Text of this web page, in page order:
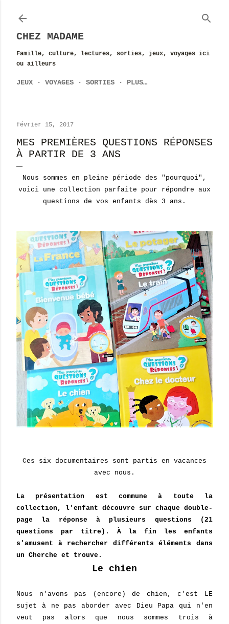
CHEZ MADAME
Famille, culture, lectures, sorties, jeux, voyages ici
ou ailleurs
JEUX VOYAGES SORTIES PLUS…
février 15, 2017
MES PREMIÈRES QUESTIONS RÉPONSES
À PARTIR DE 3 ANS
Nous sommes en pleine période des "pourquoi",
voici une collection parfaite pour répondre aux
questions de vos enfants dès 3 ans.
Ces six documentaires sont partis en vacances
avec nous.
La présentation est commune à toute la
collection, l'enfant découvre sur chaque double-
page la réponse à plusieurs questions (21
questions par titre). À la fin les enfants
s'amusent à rechercher différents éléments dans
un Cherche et trouve.
Le chien
Nous n'avons pas (encore) de chien, c'est LE
sujet à ne pas aborder avec Dieu Papa qui n'en
veut pas alors que nous sommes trois à